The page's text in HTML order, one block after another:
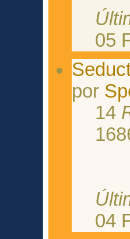
05
por
14
04